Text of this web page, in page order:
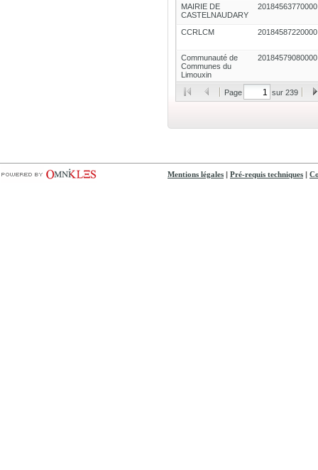
MAIRIE DE
CASTELNAUDARY
20184563770000
CCRLCM 20184587220000
Communauté de
Communes du
Limouxin
20184579080000
Page sur 239
Mentions légales Pré-requis techniques